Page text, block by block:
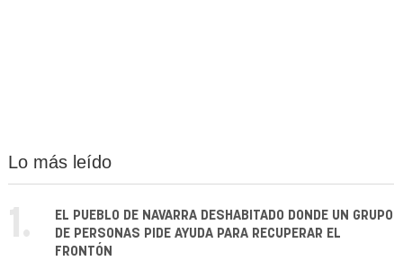
Lo más leído
1.
EL PUEBLO DE NAVARRA DESHABITADO DONDE UN GRUPO
DE PERSONAS PIDE AYUDA PARA RECUPERAR EL
FRONTÓN